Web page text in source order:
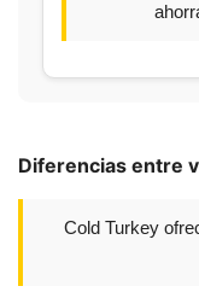
Diferencias entre
Cold Turkey